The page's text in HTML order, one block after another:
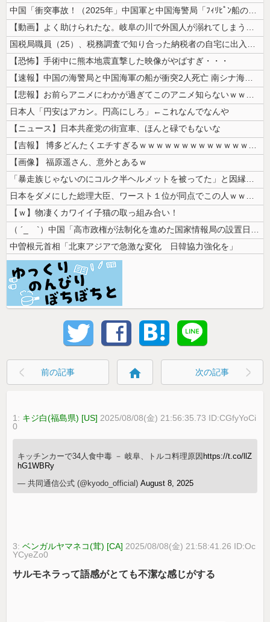
中国「衝突事故！（2025年」中国軍と中国海警局「ﾌｨﾘﾋﾟﾝ船の追跡...
【動画】よく助けられたな。岐阜の川で外国人が溺れてしまう事故。
国税局職員（25）、税務調査で知り合った納税者の自宅に出入りしお小遣い...
【恐怖】手術中に熊本地震直撃した映像がやばすぎ・・・
【速報】中国の海警局と中国海軍の船が衝突2人死亡 南シナ海でフィリピン...
【悲報】お前らアニメにわかが過ぎてこのアニメ知らないｗｗｗｗｗ
日本人「円安はアカン。円高にしろ」←これなんでなんや
【ニュース】日本共産党の街宣車、ほんと碌でもないな
【吉報】 博多どんたくエチすぎるｗｗｗｗｗｗｗｗｗｗｗｗｗｗｗ
【画像】 福原遥さん、意外とあるｗ
「暴走族じゃないのにコルク半ヘルメットを被ってた」と因縁つけて暴行 少...
日本をダメにした総理大臣、ワースト１位が同点でこの人ｗｗｗｗｗｗ
【ｗ】物凄くカワイイ子猫の取っ組み合い！
（ ´_ゝ`）中国「高市政権が法制化を進めた国家情報局の設置日が7月3...
中曽根元首相「北東アジアで急激な変化 日韓協力強化を」
前の記事 home 次の記事
1: キジ白(福島県) [US] 2025/08/08(金) 21:56:35.73 ID:CGfyYoCi
0
キッチンカーで34人食中毒 － 岐阜、トルコ料理原因 https://t.co/llZ
hG1WBRy
— 共同通信公式 (@kyodo_official)August 8, 2025
3:ベンガルヤマネコ(茸) [CA] 2025/08/08(金) 21:58:41.26 ID:Oc
YCyeZo0
サルモネラって語感がとても不潔な感じがする